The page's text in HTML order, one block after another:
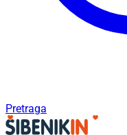
Pretraga